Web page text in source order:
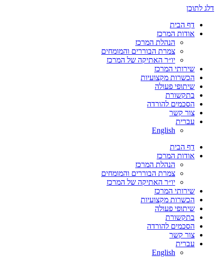
דלג לתוכן
דף הבית
אודות המרכז
הנהלת המרכז
צמרת הבוררים והמומחים
יו״ר האתיקה של המרכז
שירותי המרכז
הכשרות מקצועיות
שיתופי פעולה
בתקשורת
הסכמים להורדה
צור קשר
עברית
English
דף הבית
אודות המרכז
הנהלת המרכז
צמרת הבוררים והמומחים
יו״ר האתיקה של המרכז
שירותי המרכז
הכשרות מקצועיות
שיתופי פעולה
בתקשורת
הסכמים להורדה
צור קשר
עברית
English